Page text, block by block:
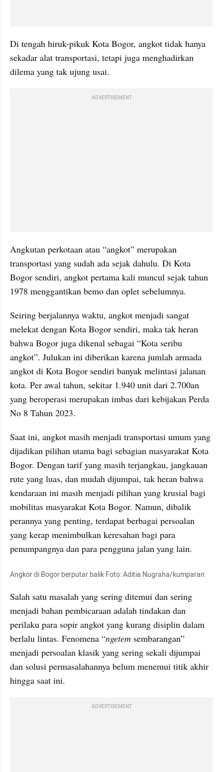
Di tengah hiruk-pikuk Kota Bogor, angkot tidak hanya
sekadar alat transportasi, tetapi juga menghadirkan
dilema yang tak ujung usai.
ADVERTISEMENT
Angkutan perkotaan atau “angkot” merupakan
transportasi yang sudah ada sejak dahulu. Di Kota
Bogor sendiri, angkot pertama kali muncul sejak tahun
1978 menggantikan bemo dan oplet sebelumnya.
Seiring berjalannya waktu, angkot menjadi sangat
melekat dengan Kota Bogor sendiri, maka tak heran
bahwa Bogor juga dikenal sebagai “Kota seribu
angkot”. Julukan ini diberikan karena jumlah armada
angkot di Kota Bogor sendiri banyak melintasi jalanan
kota. Per awal tahun, sekitar 1.940 unit dari 2.700an
yang beroperasi merupakan imbas dari kebijakan Perda
No 8 Tahun 2023.
Saat ini, angkot masih menjadi transportasi umum yang
dijadikan pilihan utama bagi sebagian masyarakat Kota
Bogor. Dengan tarif yang masih terjangkau, jangkauan
rute yang luas, dan mudah dijumpai, tak heran bahwa
kendaraan ini masih menjadi pilihan yang krusial bagi
mobilitas masyarakat Kota Bogor. Namun, dibalik
perannya yang penting, terdapat berbagai persoalan
yang kerap menimbulkan keresahan bagi para
penumpangnya dan para pengguna jalan yang lain.
Angkor di Bogor berputar balik Foto: Aditia Nugraha/kumparan
Salah satu masalah yang sering ditemui dan sering
menjadi bahan pembicaraan adalah tindakan dan
perilaku para sopir angkot yang kurang disiplin dalam
berlalu lintas. Fenomena “ngetem sembarangan”
menjadi persoalan klasik yang sering sekali dijumpai
dan solusi permasalahannya belum menemui titik akhir
hingga saat ini.
ADVERTISEMENT